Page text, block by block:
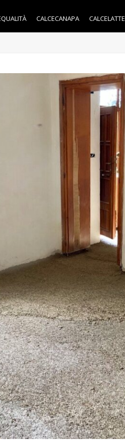
CALCECANAPA CALCELATTE